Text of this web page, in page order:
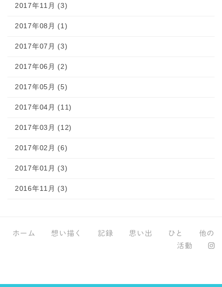
2017年11月 (3)
2017年08月 (1)
2017年07月 (3)
2017年06月 (2)
2017年05月 (5)
2017年04月 (11)
2017年03月 (12)
2017年02月 (6)
2017年01月 (3)
2016年11月 (3)
ホーム 想い描く 記録 思い出 ひと
他の
活動